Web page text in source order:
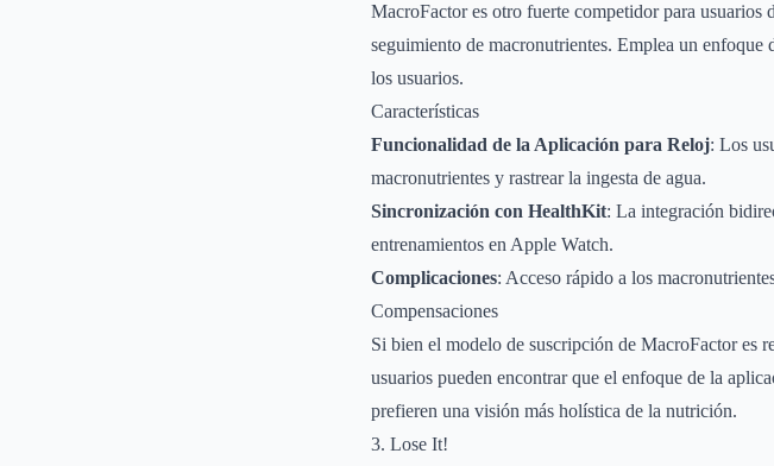
MacroFactor es otro fuerte competidor para
seguimiento de macronutrientes. Emplea un
los usuarios.
Características
Funcionalidad de la Aplicación para Reloj: Los
macronutrientes y rastrear la ingesta de agua.
Sincronización con HealthKit: La integración
entrenamientos en Apple Watch.
Complicaciones: Acceso rápido a los
Compensaciones
Si bien el modelo de suscripción de MacroFactor es
usuarios pueden encontrar que el enfoque de la
prefieren una visión más holística de la nutrición.
3. Lose It!